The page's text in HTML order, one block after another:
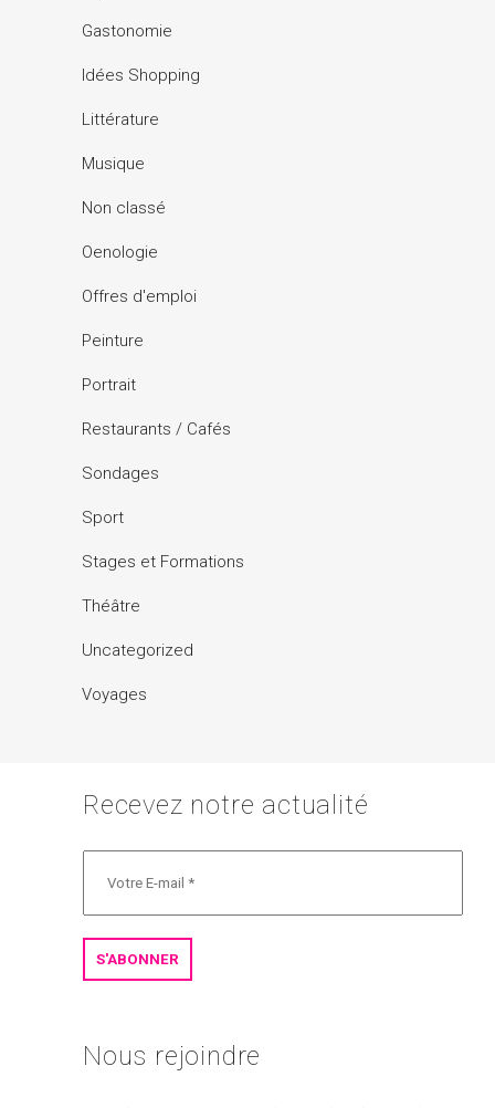
Gastonomie
Idées Shopping
Littérature
Musique
Non classé
Oenologie
Offres d'emploi
Peinture
Portrait
Restaurants / Cafés
Sondages
Sport
Stages et Formations
Théâtre
Uncategorized
Voyages
Recevez notre actualité
Nous rejoindre